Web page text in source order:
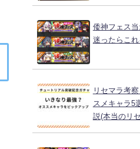
倭神フェス当
迷ったらこれ
リセマラ考
スメキャラ
説(本当のリ